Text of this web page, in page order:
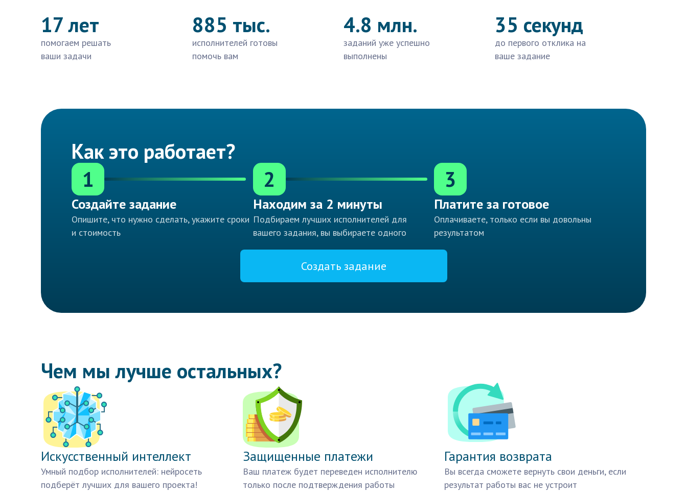
17 лет
помогаем решать
ваши задачи
885 тыс.
исполнителей готовы
помочь вам
4.8 млн.
заданий уже успешно
выполнены
35 секунд
до первого отклика на
ваше задание
Как это работает?
1
Создайте задание
Опишите, что нужно сделать, укажите сроки
и стоимость
2
Находим за 2 минуты
Подбираем лучших исполнителей для
вашего задания, вы выбираете одного
3
Платите за готовое
Оплачиваете, только если вы довольны
результатом
Создать задание
Чем мы лучше остальных?
Искусственный интеллект
Умный подбор исполнителей: нейросеть
подберёт лучших для вашего проекта!
Защищенные платежи
Ваш платеж будет переведен исполнителю
только после подтверждения работы
Гарантия возврата
Вы всегда сможете вернуть свои деньги, если
результат работы вас не устроит